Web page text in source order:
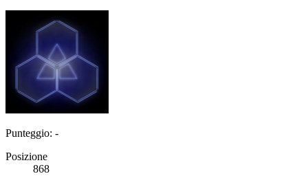
Punteggio: -
Posizione
868